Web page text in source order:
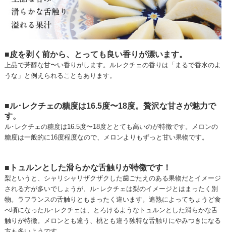
■皮を剥く前から、とっても良い香りが漂います。
上品で芳醇な甘〜い香りがします。ルレクチェの香りは「まるで香水のよ
うな」と例えられることもあります。
■ル･レクチェの糖度は16.5度〜18度。贅沢な甘さが魅力で
す。
ル･レクチェの糖度は16.5度〜18度ととても高いのが特徴です。メロンの
糖度は一般的に16度程度なので、メロンよりもずっと甘い果物です。
■トュルンとした滑らかな舌触りが特徴です！
梨というと、シャリシャリザクザクした歯ごたえのある果物だとイメージ
される方が多いでしょうが、ル･レクチェは梨のイメージとはまったく別
物。ラフランスの舌触りともまったく違います。追熟によってちょうど食
べ頃になったル･レクチェは、とろけるようなトュルンとした滑らかな舌
触りが特徴。メロンとも違う、桃とも違う独特な舌触りにやみつきになる